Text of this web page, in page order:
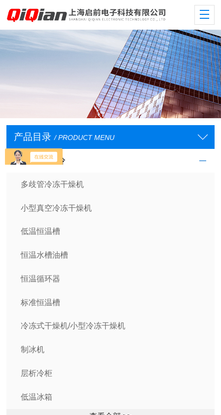
产品目录 / PRODUCT MENU
低温/恒温/制冷
多歧管冷冻干燥机
小型真空冷冻干燥机
低温恒温槽
恒温水槽油槽
恒温循环器
标准恒温槽
冷冻式干燥机/小型冷冻干燥机
制冰机
层析冷柜
低温冰箱